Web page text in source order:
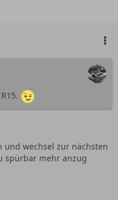
und wechsel zur nächsten
spürbar mehr anzug